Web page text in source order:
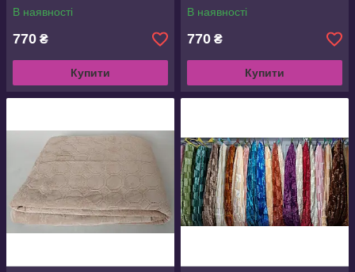
В наявності
770 ₴
Купити
В наявності
770 ₴
Купити